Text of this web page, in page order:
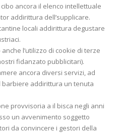
ancora il elenco intellettuale
addirittura dell’supplicare.
locali addirittura degustare
l’utilizzo di cookie di terze
fidanzato pubblicitari).
ancora diversi servizi, ad
addirittura un tenuta
provvisoria a il bisca negli anni
un avvenimento soggetto
da convincere i gestori della